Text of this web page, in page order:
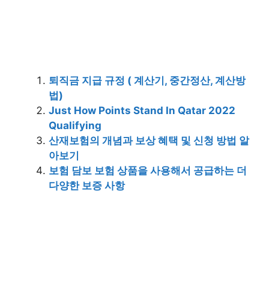
퇴직금 지급 규정 ( 계산기, 중간정산, 계산방
법)
Just How Points Stand In Qatar 2022
Qualifying
산재보험의 개념과 보상 혜택 및 신청 방법 알
아보기
보험 담보 보험 상품을 사용해서 공급하는 더
다양한 보증 사항